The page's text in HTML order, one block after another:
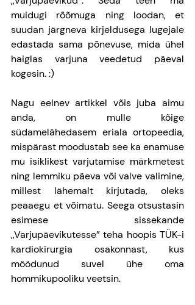
muidugi rõõmuga ning loodan, et
suudan järgneva kirjeldusega lugejale
edastada sama põnevuse, mida ühel
haiglas varjuna veedetud päeval
kogesin. :)
Nagu eelnev artikkel võis juba aimu
anda, on mulle kõige
südamelähedasem eriala ortopeedia,
mispärast moodustab see ka enamuse
mu isiklikest varjutamise märkmetest
ning lemmiku päeva või valve valimine,
millest lähemalt kirjutada, oleks
peaaegu et võimatu. Seega otsustasin
esimese sissekande
,,Varjupäevikutesse” teha hoopis TÜK-i
kardiokirurgia osakonnast, kus
möödunud suvel ühe oma
hommikupooliku veetsin.